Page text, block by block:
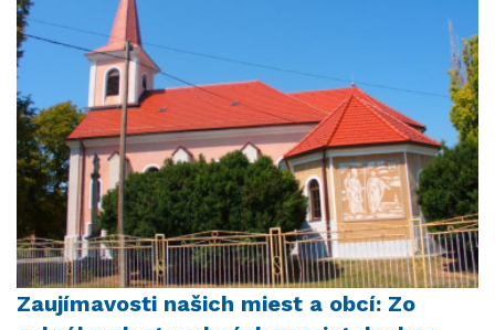
Zaujímavosti našich miest a obcí: Zo